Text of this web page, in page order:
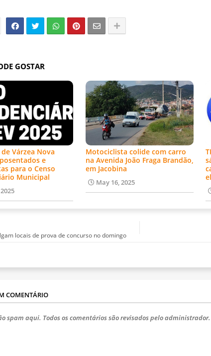
GOSTAR
Várzea Nova
e
para o Censo
Municipal
Motociclista colide com carro
na Avenida João Fraga Brandão,
em Jacobina
May 16, 2025
locais de prova de concurso no domingo
COMENTÁRIO
spam aqui. Todos os comentários são revisados ​​pelo administrador.